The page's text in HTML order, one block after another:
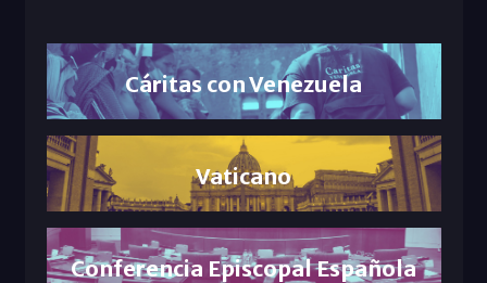
Cáritas con Venezuela
Vaticano
Conferencia Episcopal Española